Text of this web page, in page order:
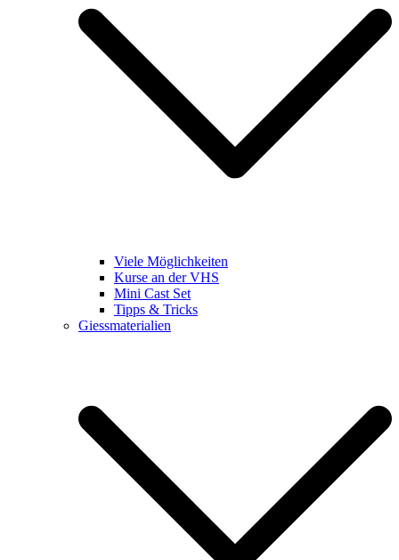
Viele Möglichkeiten
Kurse an der VHS
Mini Cast Set
Tipps & Tricks
Giessmaterialien